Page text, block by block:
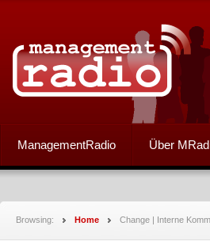
ManagementRadio Über
Browsing: Home Change | Interne